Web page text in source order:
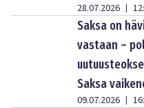
28.07.2026 |
Saksa on
vastaan –
Saksa
09.07.2026 |